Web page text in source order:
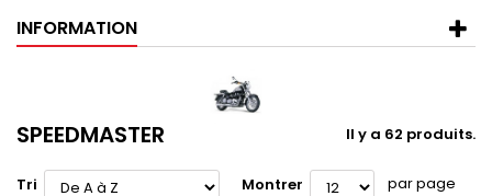
INFORMATION
SPEEDMASTER Il y a 62 produits.
Tri Montrer par page